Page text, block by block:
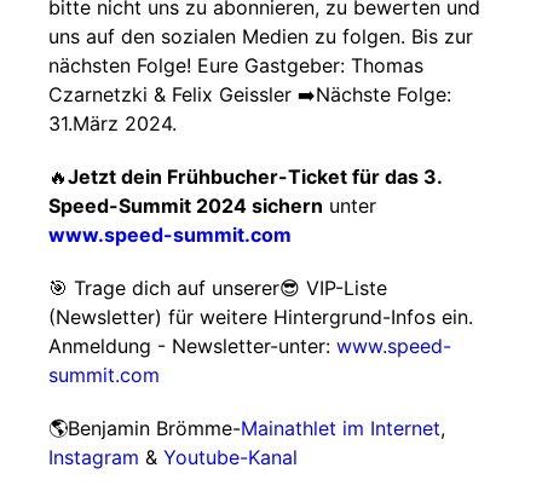
bitte nicht uns zu abonnieren, zu bewerten und
uns auf den sozialen Medien zu folgen. Bis zur
nächsten Folge! Eure Gastgeber: Thomas
Czarnetzki & Felix Geissler ➡️Nächste Folge:
31.März 2024.
🔥Jetzt dein Frühbucher-Ticket für das 3.
Speed-Summit 2024 sichern unter
www.speed-summit.com
🎯 Trage dich auf unserer😎 VIP-Liste
(Newsletter) für weitere Hintergrund-Infos ein.
Anmeldung - Newsletter-unter: www.speed-
summit.com
🌎Benjamin Brömme-Mainathlet im Internet,
Instagram & Youtube-Kanal